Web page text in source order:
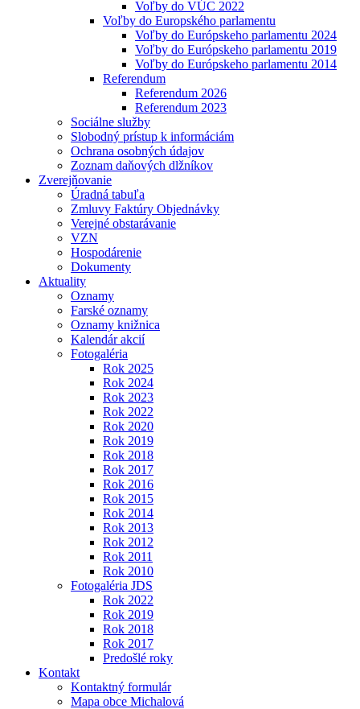
Voľby do VÚC 2022
Voľby do Europského parlamentu
Voľby do Európskeho parlamentu 2024
Voľby do Európskeho parlamentu 2019
Voľby do Európskeho parlamentu 2014
Referendum
Referendum 2026
Referendum 2023
Sociálne služby
Slobodný prístup k informáciám
Ochrana osobných údajov
Zoznam daňových dlžníkov
Zverejňovanie
Úradná tabuľa
Zmluvy Faktúry Objednávky
Verejné obstarávanie
VZN
Hospodárenie
Dokumenty
Aktuality
Oznamy
Farské oznamy
Oznamy knižnica
Kalendár akcií
Fotogaléria
Rok 2025
Rok 2024
Rok 2023
Rok 2022
Rok 2020
Rok 2019
Rok 2018
Rok 2017
Rok 2016
Rok 2015
Rok 2014
Rok 2013
Rok 2012
Rok 2011
Rok 2010
Fotogaléria JDS
Rok 2022
Rok 2019
Rok 2018
Rok 2017
Predošlé roky
Kontakt
Kontaktný formulár
Mapa obce Michalová